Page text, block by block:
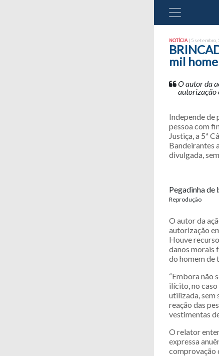
NOTÍCIA | 5 setembro,
mil
O autor da
autorização
Independe de
pessoa com
Justiça, a 5ª
Bandeirantes
divulgada,
Pegadinha
Reprodução
O autor da
autorização
Houve
danos morais
do homem de
“Embora não
ilícito, no
utilizada, sem
reação das
vestimentas
O relator
expressa
comprovação